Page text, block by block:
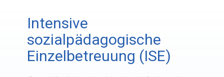
Intensive
sozialpädagogische
Einzelbetreuung (ISE)